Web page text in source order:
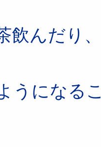
飲んだり
うになる